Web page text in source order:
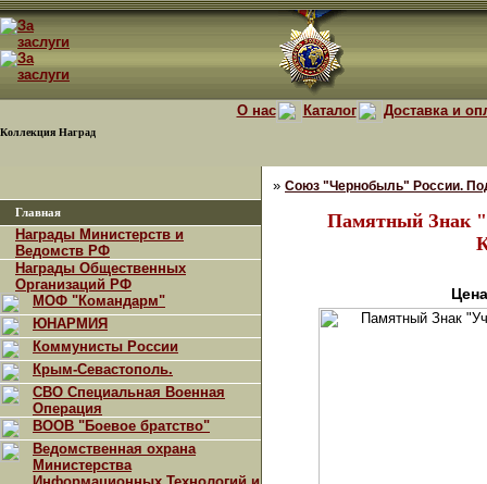
Коллекция Наград
О нас Каталог Доставка и
Главная
Награды Министерств и
Ведомств РФ
Награды Общественных
Организаций РФ
МОФ "Командарм"
ЮНАРМИЯ
Коммунисты России
Крым-Севастополь.
СВО Специальная Военная
Операция
ВООВ "Боевое братство"
Ведомственная охрана
Министерства
» Союз "Чернобыль" России.
Памятный Знак